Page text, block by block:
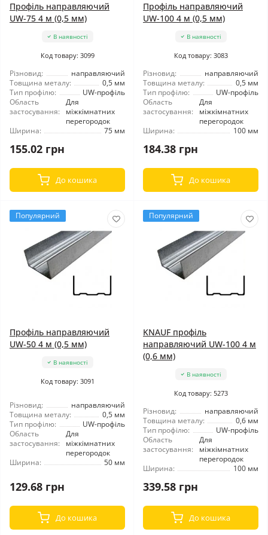
Профіль направляючий
UW-75 4 м (0,5 мм)
В наявності
Код товару: 3099
Різновид:
направляючий
Товщина металу:
0,5 мм
Тип профілю:
UW-профіль
Область
застосування:
Для
міжкімнатних
перегородок
Ширина:
75 мм
155.02 грн
До кошика
Профіль направляючий
UW-100 4 м (0,5 мм)
В наявності
Код товару: 3083
Різновид:
направляючий
Товщина металу:
0,5 мм
Тип профілю:
UW-профіль
Область
застосування:
Для
міжкімнатних
перегородок
Ширина:
100 мм
184.38 грн
До кошика
Популярний
Профіль направляючий
UW-50 4 м (0,5 мм)
В наявності
Код товару: 3091
Різновид:
направляючий
Товщина металу:
0,5 мм
Тип профілю:
UW-профіль
Область
застосування:
Для
міжкімнатних
перегородок
Ширина:
50 мм
129.68 грн
До кошика
Популярний
KNAUF профіль
направляючий UW-100 4 м
(0,6 мм)
В наявності
Код товару: 5273
Різновид:
направляючий
Товщина металу:
0,6 мм
Тип профілю:
UW-профіль
Область
застосування:
Для
міжкімнатних
перегородок
Ширина:
100 мм
339.58 грн
До кошика